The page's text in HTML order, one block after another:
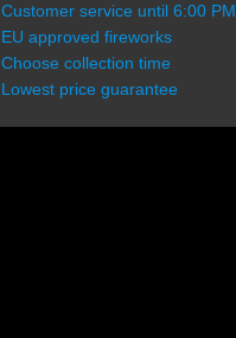
Customer service until 6:00 PM
EU approved fireworks
Choose collection time
Lowest price guarantee